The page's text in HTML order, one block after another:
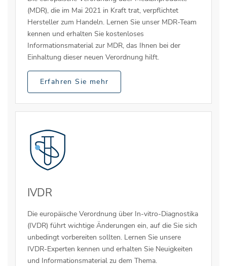
(MDR), die im Mai 2021 in Kraft trat, verpflichtet
Hersteller zum Handeln. Lernen Sie unser MDR-Team
kennen und erhalten Sie kostenloses
Informationsmaterial zur MDR, das Ihnen bei der
Einhaltung dieser neuen Verordnung hilft.
Erfahren Sie mehr
IVDR
Die europäische Verordnung über In-vitro-Diagnostika
(IVDR) führt wichtige Änderungen ein, auf die Sie sich
unbedingt vorbereiten sollten. Lernen Sie unsere
IVDR-Experten kennen und erhalten Sie Neuigkeiten
und Informationsmaterial zu dem Thema.